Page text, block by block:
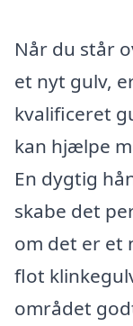
Når du står
et nyt gulv,
kvalificeret
kan hjælpe
En dygtig
skabe det
om det er et
flot
området